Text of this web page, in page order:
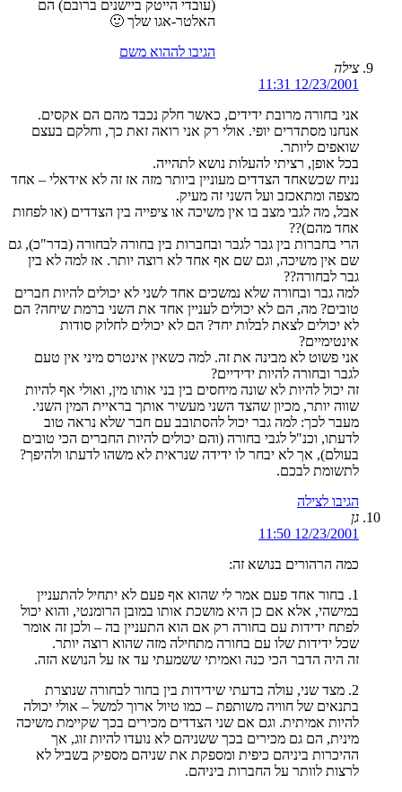
(עובדי הייטק ביישנים ברובם) הם
האלטר-אגו שלך 🙂
הגיבו לההוא משם
צילה
12/23/2001 11:31
אני בחורה מרובת ידידים, כאשר חלק נכבד מהם הם אקסים.
אנחנו מסתדרים יופי. אולי רק אני רואה זאת כך, וחלקם בעצם
שואפים ליותר.
בכל אופן, רציתי להעלות נושא לתהייה.
נניח שכשאחד הצדדים מעוניין ביותר מזה אז זה לא אידאלי – אחד
מצפה ומתאכזב ועל השני זה מעיק.
אבל, מה לגבי מצב בו אין משיכה או ציפייה בין הצדדים (או לפחות
אחד מהם)??
הרי בחברות בין גבר לגבר ובחברות בין בחורה לבחורה (בדר"כ), גם
שם אין משיכה, וגם שם אף אחד לא רוצה יותר. אז למה לא בין
גבר לבחורה??
למה גבר ובחורה שלא נמשכים אחד לשני לא יכולים להיות חברים
טובים? מה, הם לא יכולים לעניין אחד את השני ברמת שיחה? הם
לא יכולים לצאת לבלות יחד? הם לא יכולים לחלוק סודות
אינטימיים?
אני פשוט לא מבינה את זה. למה כשאין אינטרס מיני אין טעם
לגבר ובחורה להיות ידידיים?
זה יכול להיות לא שונה מיחסים בין בני אותו מין, ואולי אף להיות
שווה יותר, מכיון שהצד השני מעשיר אותך בראיית המין השני.
מעבר לכך: למה גבר יכול להסתובב עם חבר שלא נראה טוב
לדעתו, וכנ"ל לגבי בחורה (והם יכולים להיות החברים הכי טובים
בעולם), אך לא יבחר לו ידידה שנראית לא משהו לדעתו ולהיפך?
לתשומת לבכם.
הגיבו לצילה
גן
12/23/2001 11:50
כמה הרהורים בנושא זה:
1. בחור אחד פעם אמר לי שהוא אף פעם לא יתחיל להתעניין
במישהי, אלא אם כן היא מושכת אותו במובן הרומנטי, והוא יכול
לפתח ידידות עם בחורה רק אם הוא התעניין בה – ולכן זה אומר
שכל ידידות שלו עם בחורה מתחילה מזה שהוא רוצה יותר.
זה היה הדבר הכי כנה ואמיתי ששמעתי עד אז על הנושא הזה.
2. מצד שני, עולה בדעתי שידידות בין בחור לבחורה שנוצרת
בתנאים של חוויה משותפת – כמו טיול ארוך למשל – אולי יכולה
להיות אמיתית. וגם אם שני הצדדים מכירים בכך שקיימת משיכה
מינית, הם גם מכירים בכך ששניהם לא נועדו להיות זוג, אך
ההיכרות ביניהם כיפית ומספקת את שניהם מספיק בשביל לא
לרצות לוותר על החברות ביניהם.